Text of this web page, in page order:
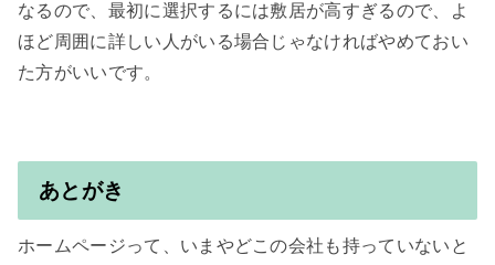
なるので、最初に選択するには敷居が高すぎるので、よ
ほど周囲に詳しい人がいる場合じゃなければやめておい
た方がいいです。
あとがき
ホームページって、いまやどこの会社も持っていないと